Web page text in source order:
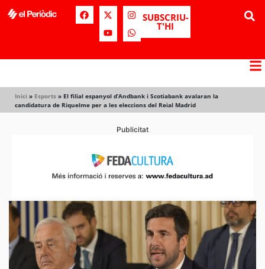
SUBSCRIU-
T'HI
Inici » Esports » El filial espanyol d’Andbank i Scotiabank avalaran la
candidatura de Riquelme per a les eleccions del Reial Madrid
Publicitat